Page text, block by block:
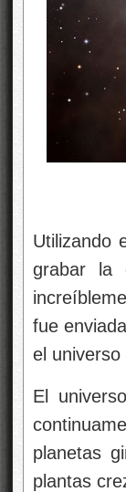
Utilizando
grabar la
fue
el
El
planetas
plantas